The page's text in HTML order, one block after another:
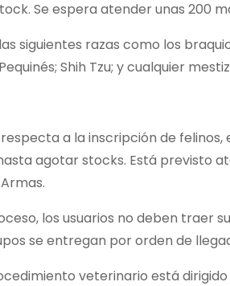
Se espera atender unas 200
siguientes razas como los
Shih Tzu; y cualquier
a la inscripción de felinos,
agotar stocks. Está previsto
los usuarios no deben traer
se entregan por orden de
veterinario está